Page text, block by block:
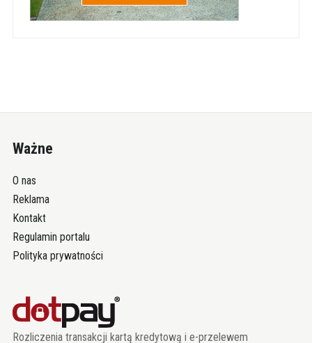
Ważne
O nas
Reklama
Kontakt
Regulamin portalu
Polityka prywatności
Rozliczenia transakcji kartą kredytową i e-przelewem